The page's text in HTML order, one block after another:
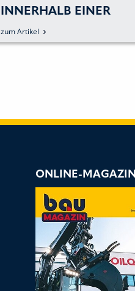
INNERHALB EINER
FAHRSPUR ARBEITEN
zum Artikel
ONLINE-MAGAZIN